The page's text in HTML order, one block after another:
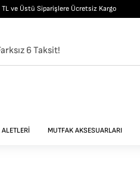
ve Üstü Siparişlere Ücretsiz Kargo
6 Taksit!
MUTFAK AKSESUARLARI